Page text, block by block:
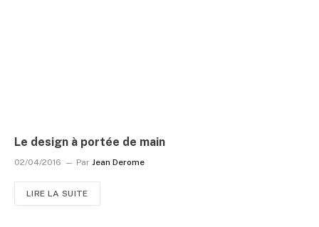
Le design à portée de main
02/04/2016 Par Jean Derome
LIRE LA SUITE